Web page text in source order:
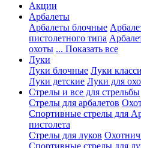
Акции
Арбалеты
Арбалеты блочные
пистолетного типа
охоты ... Показать все
Луки
Луки блочные Луки
Луки детские Луки для
Стрелы и все для стрельбы
Стрелы для арбалетов
Спортивные стрелы для
пистолета
Стрелы для луков
Спортивные стрелы для